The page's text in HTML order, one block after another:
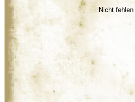
Nicht